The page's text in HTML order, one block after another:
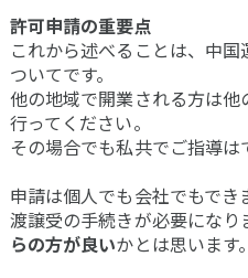
許可申請の重要点
これから述べることは、中
ついてです。
他の地域で開業される方は
行ってください。
その場合でも私共でご指導は
申請は個人でも会社でもで
渡譲受の手続きが必要になり
らの方が良いかとは思います。